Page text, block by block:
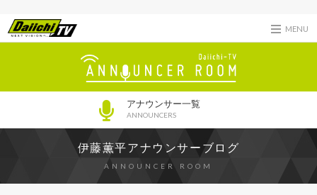
MENU
アナウンサー一覧
ANNOUNCERS
伊藤薫平アナウンサーブログ
ANNOUNCER ROOM